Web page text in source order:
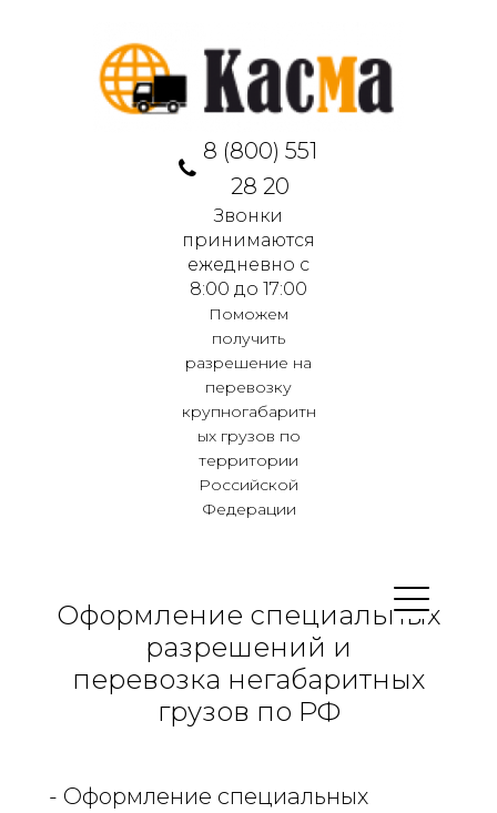
Поможем
получить
разрешение на
перевозку
крупногабаритн
ых грузов по
территории
Российской
Федерации
8 (800) 551
28 20
Звонки
принимаются
ежедневно с
8:00 до 17:00
Оформление специальных
разрешений и
перевозка негабаритных
грузов по РФ
- Оформление специальных